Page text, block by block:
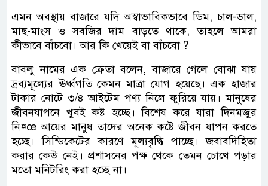
এমন অবস্থায় বাজারে যদি অস্বাভাবিকভাবে ডিম, চাল-ডাল,
মাছ-মাংস ও সবজির দাম বাড়তে থাকে, তাহলে আমরা
কীভাবে বাঁচবো। আর কি খেয়েই বা বাঁচবো ?
বাবলু নামের এক ক্রেতা বলেন, বাজারে গেলে বোঝা যায়
দ্রব্যমূল্যের ঊর্ধ্বগতি কেমন মাত্রা যোগ হয়েছে। এক হাজার
টাকার নোটে ৩/৪ আইটেম পণ্য নিলে ফুরিয়ে যায়। মানুষের
জীবনযাপনে খুবই কষ্ট হচ্ছে। বিশেষ করে যারা দিনমজুর
নি¤œ আয়ের মানুষ তাদের অনেক কষ্টে জীবন যাপন করতে
হচ্ছে। সিন্ডিকেটের কারণে মূল্যবৃদ্ধি পাচ্ছে। জবাবদিহিতা
করার কেউ নেই। প্রশাসনের পক্ষ থেকে তেমন চোখে পড়ার
মতো মনিটরিং করা হচ্ছে না।